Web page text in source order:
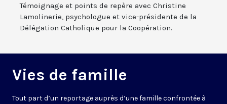
Témoignage et points de repère avec Christine
Lamolinerie, psychologue et vice-présidente de la
Délégation Catholique pour la Coopération.
Vies de famille
Tout part d’un reportage auprès d’une famille confrontée à